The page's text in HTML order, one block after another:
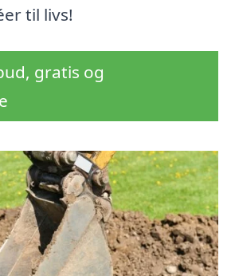
til livs!
gratis og